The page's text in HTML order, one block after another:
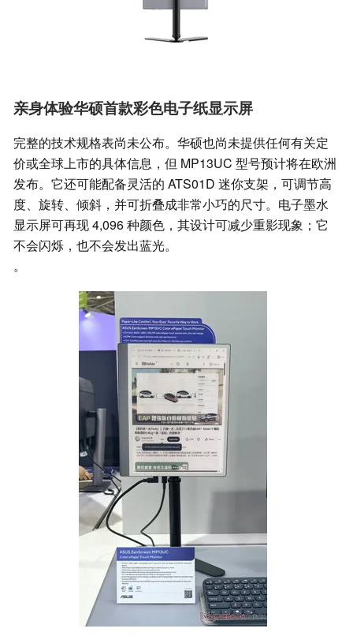
亲身体验华硕首款彩色电子纸显示屏
完整的技术规格表尚未公布。华硕也尚未提供任何有关定
价或全球上市的具体信息，但 MP13UC 型号预计将在欧洲
发布。它还可能配备灵活的 ATS01D 迷你支架，可调节高
度、旋转、倾斜，并可折叠成非常小巧的尺寸。电子墨水
显示屏可再现 4,096 种颜色，其设计可减少重影现象；它
不会闪烁，也不会发出蓝光。
。